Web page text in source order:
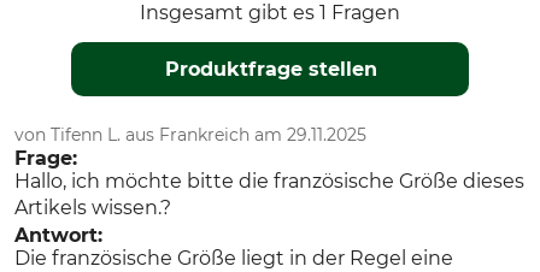
Insgesamt gibt es 1 Fragen
Produktfrage stellen
von Tifenn L. aus Frankreich am 29.11.2025
Frage:
Hallo, ich möchte bitte die französische Größe dieses
Artikels wissen.?
Antwort:
Die französische Größe liegt in der Regel eine